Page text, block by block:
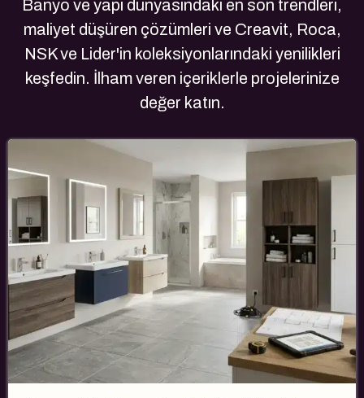
Banyo ve yapı dünyasındaki en son trendleri,
maliyet düşüren çözümleri ve Creavit, Roca,
NSK ve Lider'in koleksiyonlarındaki yenilikleri
keşfedin. İlham veren içeriklerle projelerinize
değer katın.